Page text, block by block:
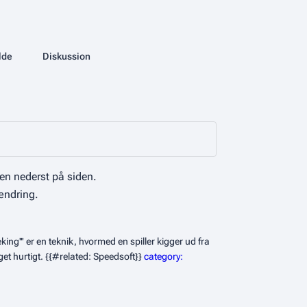
associated-pages
Side
Diskussion
nederst på siden.
er en teknik, hvormed en spiller kigger ud fra
hurtigt. {{#related: Speedsoft}}category: